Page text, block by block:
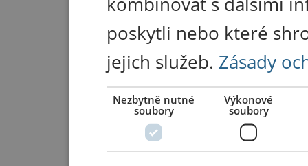
poskytli nebo které
jejich služeb. Zásady
Nezbytně nutné
soubory
Výkonové
soubory